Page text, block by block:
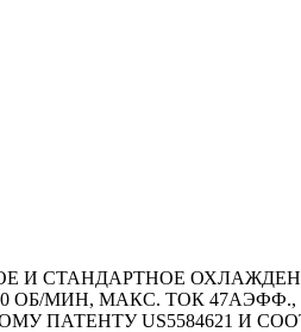
И СТАНДАРТНОЕ
ОБ/MИН, МАКС. ТОК
ПАТЕНТУ US5584621 И